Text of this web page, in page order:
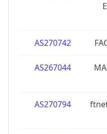
AS270742
AS267044
AS270794